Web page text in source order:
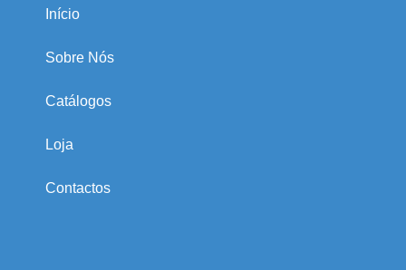
Início
Sobre Nós
Catálogos
Loja
Contactos